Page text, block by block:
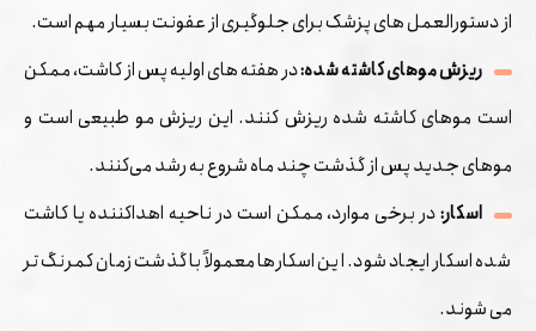
از دستورالعمل ‌های پزشک برای جلوگیری از عفونت بسیار مهم است.
ریزش موهای کاشته شده:در هفته ‌های اولیه پس از کاشت، ممکن
است موهای کاشته شده ریزش کنند. این ریزش مو طبیعی است و
موهای جدید پس از گذشت چند ماه شروع به رشد می‌کنند.
اسکار:در برخی موارد، ممکن است در ناحیه اهداکننده یا کاشت
شده اسکار ایجاد شود. این اسکارها معمولاً با گذشت زمان کمرنگ ‌تر
می ‌شوند.